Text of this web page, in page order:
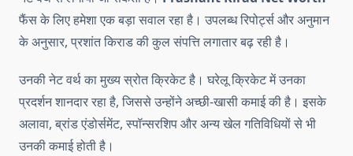
फैंस के लिए हमेशा एक बड़ा सवाल रहा है। उपलब्ध रिपोर्ट्स और अनुमान
के अनुसार, प्रशांत किराड की कुल संपत्ति लगातार बढ़ रही है।
उनकी नेट वर्थ का मुख्य स्रोत क्रिकेट है। घरेलू क्रिकेट में उनका
प्रदर्शन शानदार रहा है, जिससे उन्होंने अच्छी-खासी कमाई की है। इसके
अलावा, ब्रांड एंडोर्समेंट, स्पॉन्सरशिप और अन्य खेल गतिविधियों से भी
उनकी कमाई होती है।